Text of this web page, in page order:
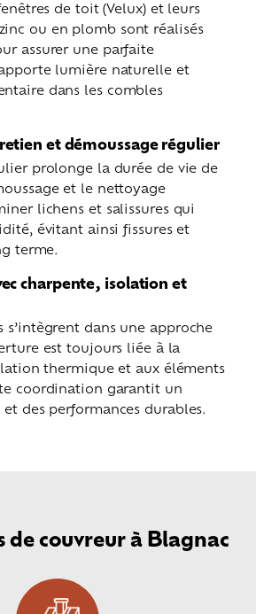
de toit (Velux) et leurs
ou en plomb sont réalisés
assurer une parfaite
lumière naturelle et
dans les combles
et démoussage régulier
prolonge la durée de vie de
et le nettoyage
lichens et salissures qui
évitant ainsi fissures et
terme.
charpente, isolation et
s’intègrent dans une approche
est toujours liée à la
thermique et aux éléments
coordination garantit un
des performances durables.
de couvreur à Blagnac